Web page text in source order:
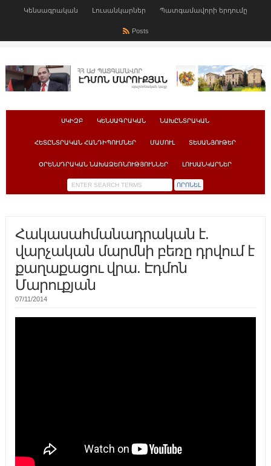
Կենսագրական Լուսանկարներ Պատգամավորի երդումը
Posts
ՍԿԻԶԲ ԿԵՆՍԱԳՐԱԿԱՆ ՆԱԽԸՆՏՐԱԿԱՆ
ՀԵՏԸՆՏՐԱԿԱՆ ՀԱՆԴԻՊՈՒՄՆԵՐ ՄԱՄՈՒԼ ՏԵՍԱՆՅՈՒԹԵՐ
ՕՐԵՆՍԴՐԱԿԱՆ ՆԱԽԱՁԵՌՆՈՒԹՅՈՒՆՆԵՐ ԼՈՒՍԱՆԿԱՐՆԵՐ
Հակասահմանադրական է.
վարչական մարմնի բեռը դրվում է
քաղաքացու վրա. Էդմոն
Մարուքյան
07/11/2014